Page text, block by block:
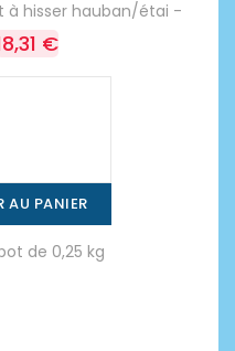
à hisser hauban/étai -
€
AU PANIER
de 0,25 kg